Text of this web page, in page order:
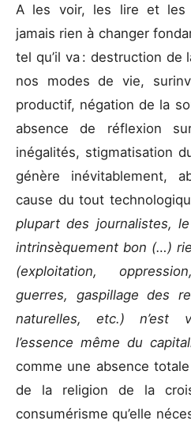
A les voir, les lire et les
jamais rien à changer
tel qu’il va : destruction de
nos modes de vie,
productif, négation de la
absence de réflexion
inégalités, stigmatisation
génère inévitablement,
cause du tout
plupart des journalistes,
intrinsèquement bon (…)
(exploitation,
guerres, gaspillage des
naturelles, etc.) n’est
l’essence même du
comme une absence
de la religion de la
consumérisme qu’elle